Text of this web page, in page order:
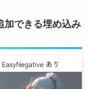
できる埋め込み